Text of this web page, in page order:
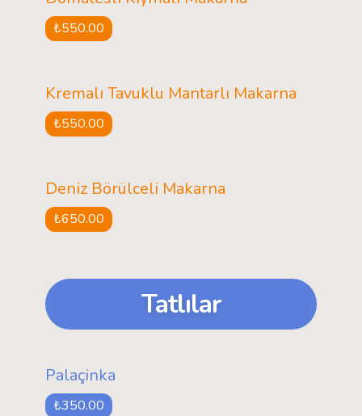
₺550.00
Kremalı Tavuklu Mantarlı Makarna
₺550.00
Deniz Börülceli Makarna
₺650.00
Tatlılar
Palaçinka
₺350.00